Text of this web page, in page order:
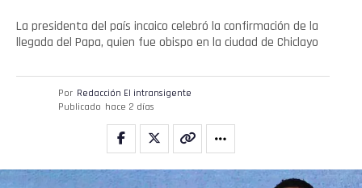
La presidenta del país incaico celebró la confirmación de la
llegada del Papa, quien fue obispo en la ciudad de Chiclayo
Por Redacción El intransigente
Publicado hace 2 días